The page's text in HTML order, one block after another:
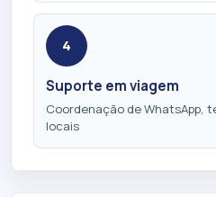
4
Suporte em viagem
Coordenação de WhatsApp,
locais